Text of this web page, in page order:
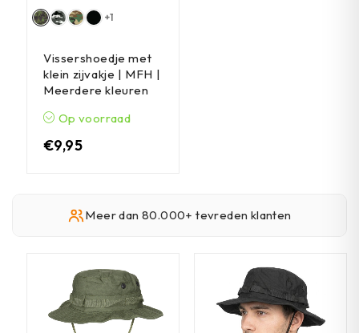
+1
Vissershoedje met
klein zijvakje | MFH |
Meerdere kleuren
Op voorraad
€9,95
Meer dan 80.000+ tevreden klanten